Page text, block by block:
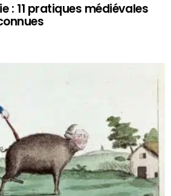
: 11 pratiques médiévales